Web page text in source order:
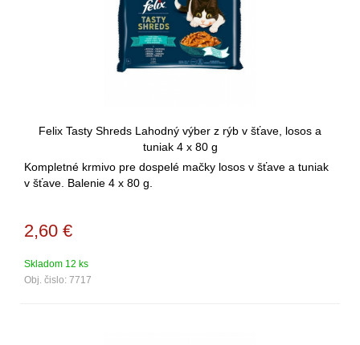
Felix Tasty Shreds Lahodný výber z rýb v šťave, losos a
tuniak 4 x 80 g
Kompletné krmivo pre dospelé mačky losos v šťave a tuniak
v šťave. Balenie 4 x 80 g.
2,60 €
Skladom 12 ks
Obj. čislo: 7717